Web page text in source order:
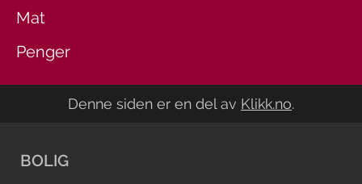
Mat
Penger
Denne siden er en del av Klikk.no.
BOLIG